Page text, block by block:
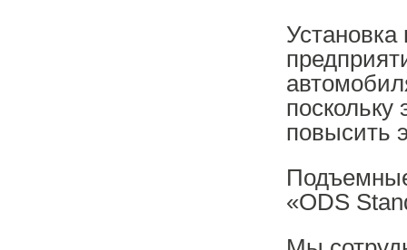
поскольку
повысить
«ODS